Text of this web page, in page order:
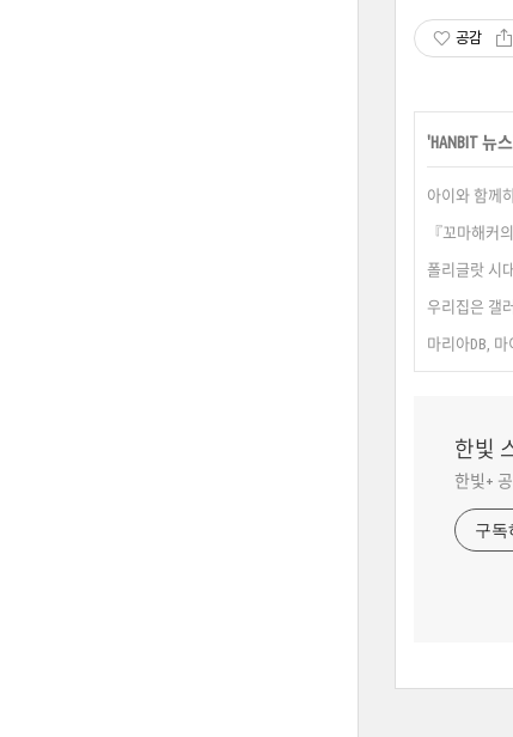
공감
'HANBIT 뉴스
아이와 함께
『꼬마해커
폴리글랏 시
우리집은 갤
마리아DB, 마
한빛
한빛+
구독